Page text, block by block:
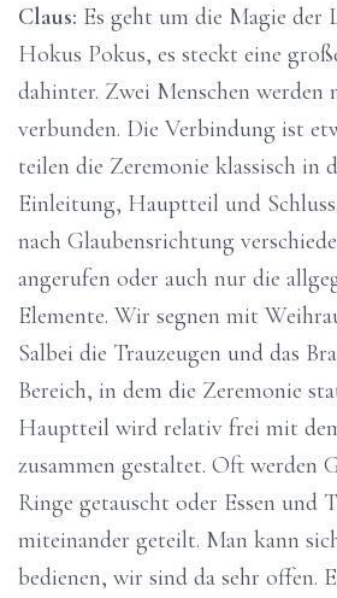
Claus: Es geht um die Magie der
Hokus Pokus, es steckt eine
dahinter. Zwei Menschen werden
verbunden. Die Verbindung ist
teilen die Zeremonie klassisch in
Einleitung, Hauptteil und
nach Glaubensrichtung
angerufen oder auch nur die
Elemente. Wir segnen mit
Salbei die Trauzeugen und das
Bereich, in dem die Zeremonie
Hauptteil wird relativ frei mit
zusammen gestaltet. Oft werden
Ringe getauscht oder Essen und
miteinander geteilt. Man kann
bedienen, wir sind da sehr offen.